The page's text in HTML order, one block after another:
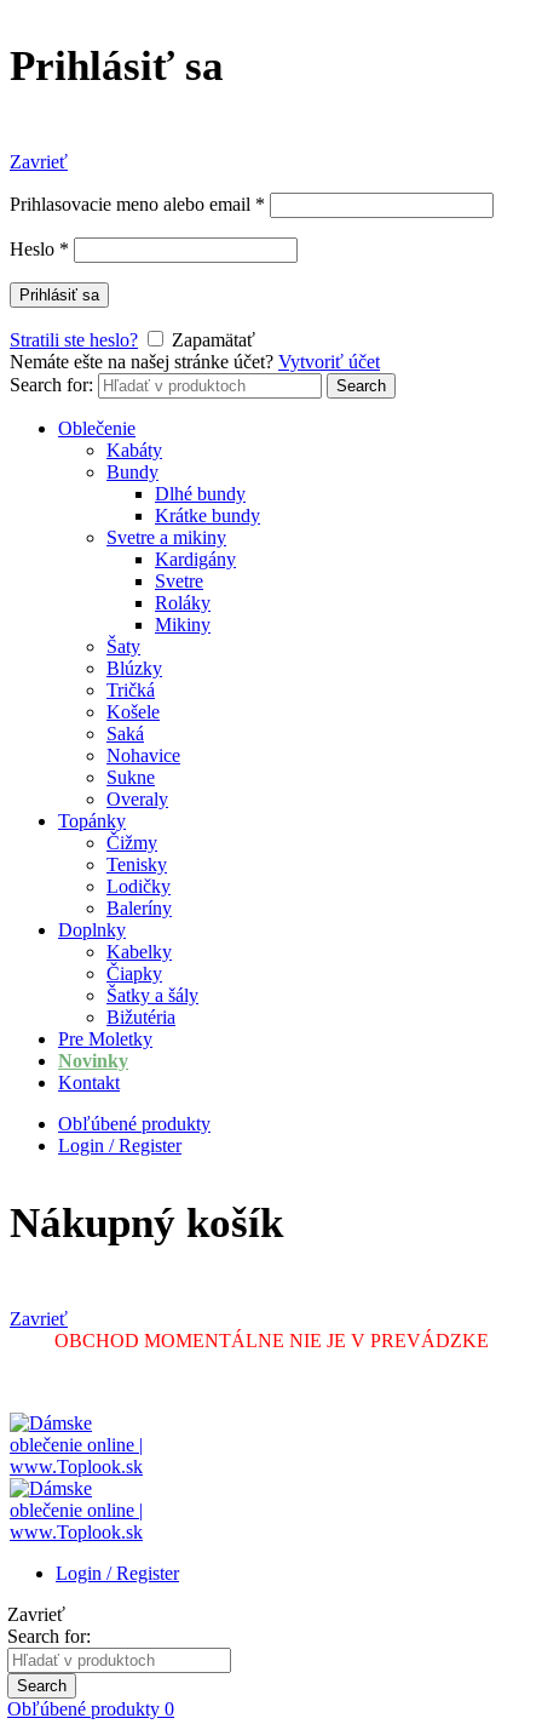
Prihlásiť sa
Zavrieť
Prihlasovacie meno alebo email *
Heslo *
Prihlásiť sa
Stratili ste heslo?
Zapamätať
Nemáte ešte na našej stránke účet? Vytvoriť účet
Search for:
Search
Oblečenie
Kabáty
Bundy
Dlhé bundy
Krátke bundy
Svetre a mikiny
Kardigány
Svetre
Roláky
Mikiny
Šaty
Blúzky
Tričká
Košele
Saká
Nohavice
Sukne
Overaly
Topánky
Čižmy
Tenisky
Lodičky
Baleríny
Doplnky
Kabelky
Čiapky
Šatky a šály
Bižutéria
Pre Moletky
Novinky
Kontakt
Obľúbené produkty
Login / Register
Nákupný košík
Zavrieť
OBCHOD MOMENTÁLNE NIE JE V PREVÁDZKE
Login / Register
Zavrieť
Search for:
Search
Obľúbené produkty 0